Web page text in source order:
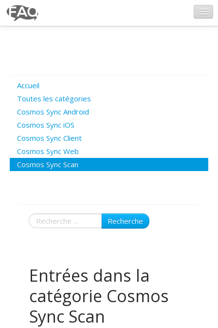
Poser une question
Questions ouvertes
Connexion
Accueil
Toutes les catégories
Cosmos Sync Android
Cosmos Sync iOS
Cosmos Sync Client
Cosmos Sync Web
Cosmos Sync Scan
Recherche
Entrées dans la
catégorie Cosmos
Sync Scan